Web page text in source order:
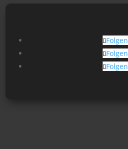
Folgen
Folgen
Folgen